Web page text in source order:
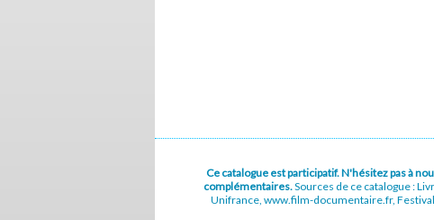
Ce catalogue est participatif. N'hésitez pas à
complémentaires.Sources de ce catalogue :
Unifrance, www.film-documentaire.fr,